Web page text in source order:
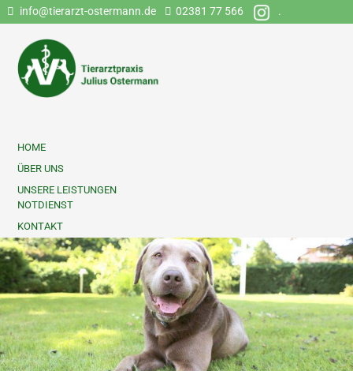
info@tierarzt-ostermann.de 02381 77 566 .
HOME
ÜBER UNS
UNSERE LEISTUNGEN
NOTDIENST
KONTAKT